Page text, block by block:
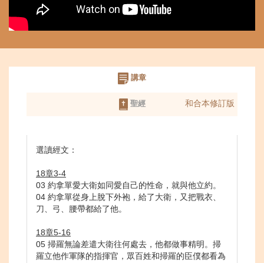
講章
聖經 和合本修訂版
選讀經文：
18章3-4
03 約拿單愛大衛如同愛自己的性命，就與他立約。
04 約拿單從身上脫下外袍，給了大衛，又把戰衣、
刀、弓、腰帶都給了他。
18章5-16
05 掃羅無論差遣大衛往何處去，他都做事精明。掃
羅立他作軍隊的指揮官，眾百姓和掃羅的臣僕都看為